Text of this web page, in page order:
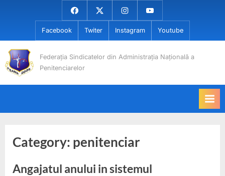
FacebookTwiter InstagramYoutube
Facebook Twiter Instagram Youtube
Federația Sindicatelor din Administrația Națională a
Penitenciarelor
Category: penitenciar
Angajatul anului in sistemul